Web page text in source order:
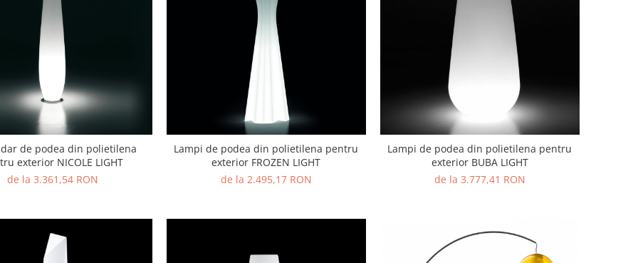
de podea din polietilena
exterior NICOLE LIGHT
de la 3.361,54 RON
Lampi de podea din polietilena pentru
exterior FROZEN LIGHT
de la 2.495,17 RON
Lampi de podea din polietilena pentru
exterior BUBA LIGHT
de la 3.777,41 RON